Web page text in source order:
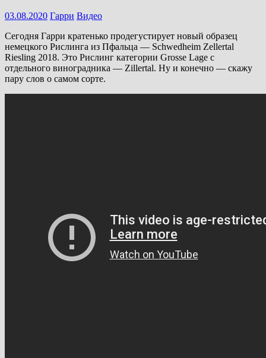
03.08.2020 Гарри Видео
Сегодня Гарри кратенько продегустирует новый образец
немецкого Рислинга из Пфальца — Schwedheim Zellertal
Riesling 2018. Это Рислинг категории Grosse Lage с
отдельного виноградника — Zillertal. Ну и конечно — скажу
пару слов о самом сорте.